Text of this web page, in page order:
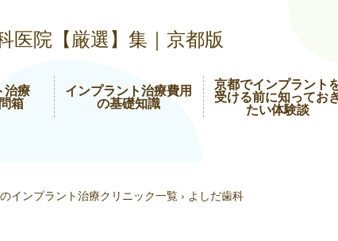
医院【厳選】集｜京都版
治療
箱
インプラント治療費用
の基礎知識
京都でインプラント
受ける前に知ってお
たい体験談
インプラント治療クリニック一覧 › よしだ歯科